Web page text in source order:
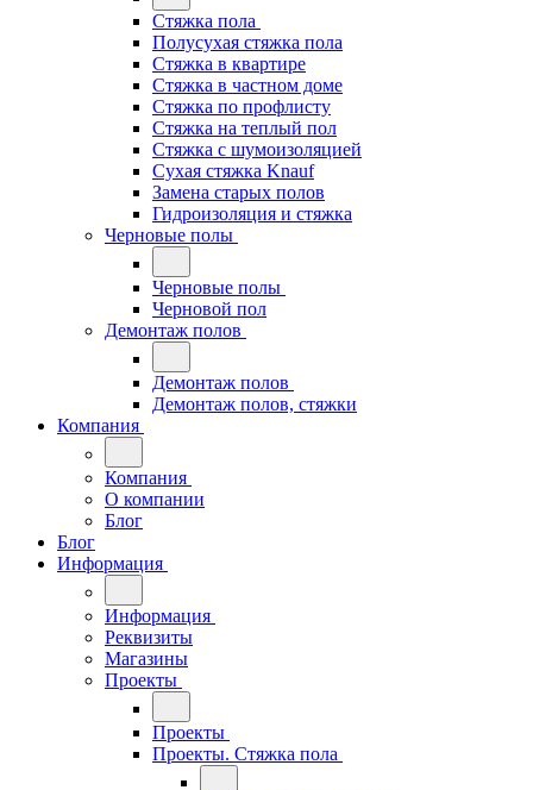
Стяжка пола
Полусухая стяжка пола
Стяжка в квартире
Стяжка в частном доме
Стяжка по профлисту
Стяжка на теплый пол
Стяжка с шумоизоляцией
Сухая стяжка Knauf
Замена старых полов
Гидроизоляция и стяжка
Черновые полы
Черновые полы
Черновой пол
Демонтаж полов
Демонтаж полов
Демонтаж полов, стяжки
Компания
Компания
О компании
Блог
Блог
Информация
Информация
Реквизиты
Магазины
Проекты
Проекты
Проекты. Стяжка пола